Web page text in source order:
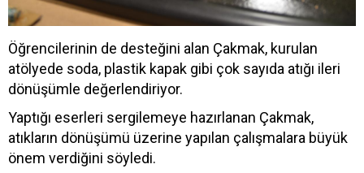
Öğrencilerinin de desteğini alan Çakmak, kurulan
atölyede soda, plastik kapak gibi çok sayıda atığı ileri
dönüşümle değerlendiriyor.
Yaptığı eserleri sergilemeye hazırlanan Çakmak,
atıkların dönüşümü üzerine yapılan çalışmalara büyük
önem verdiğini söyledi.